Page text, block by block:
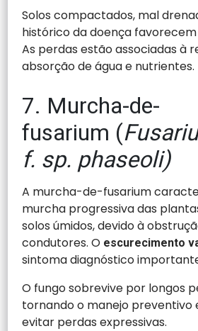
Solos compactados, mal
histórico da doença
As perdas estão associadas à
absorção de água e nutrientes.
7. Murcha-de-
fusarium (
f. sp. phaseoli)
A murcha-de-fusarium
murcha progressiva das
solos úmidos, devido à
condutores. O escurecimento
sintoma diagnóstico
O fungo sobrevive por longos
tornando o manejo preventivo
evitar perdas expressivas.